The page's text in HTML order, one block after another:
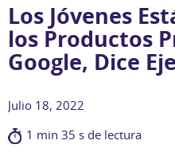
Los Jóvenes
los Productos
Google, Dice
Julio 18, 2022
1 min 35 s de lectura